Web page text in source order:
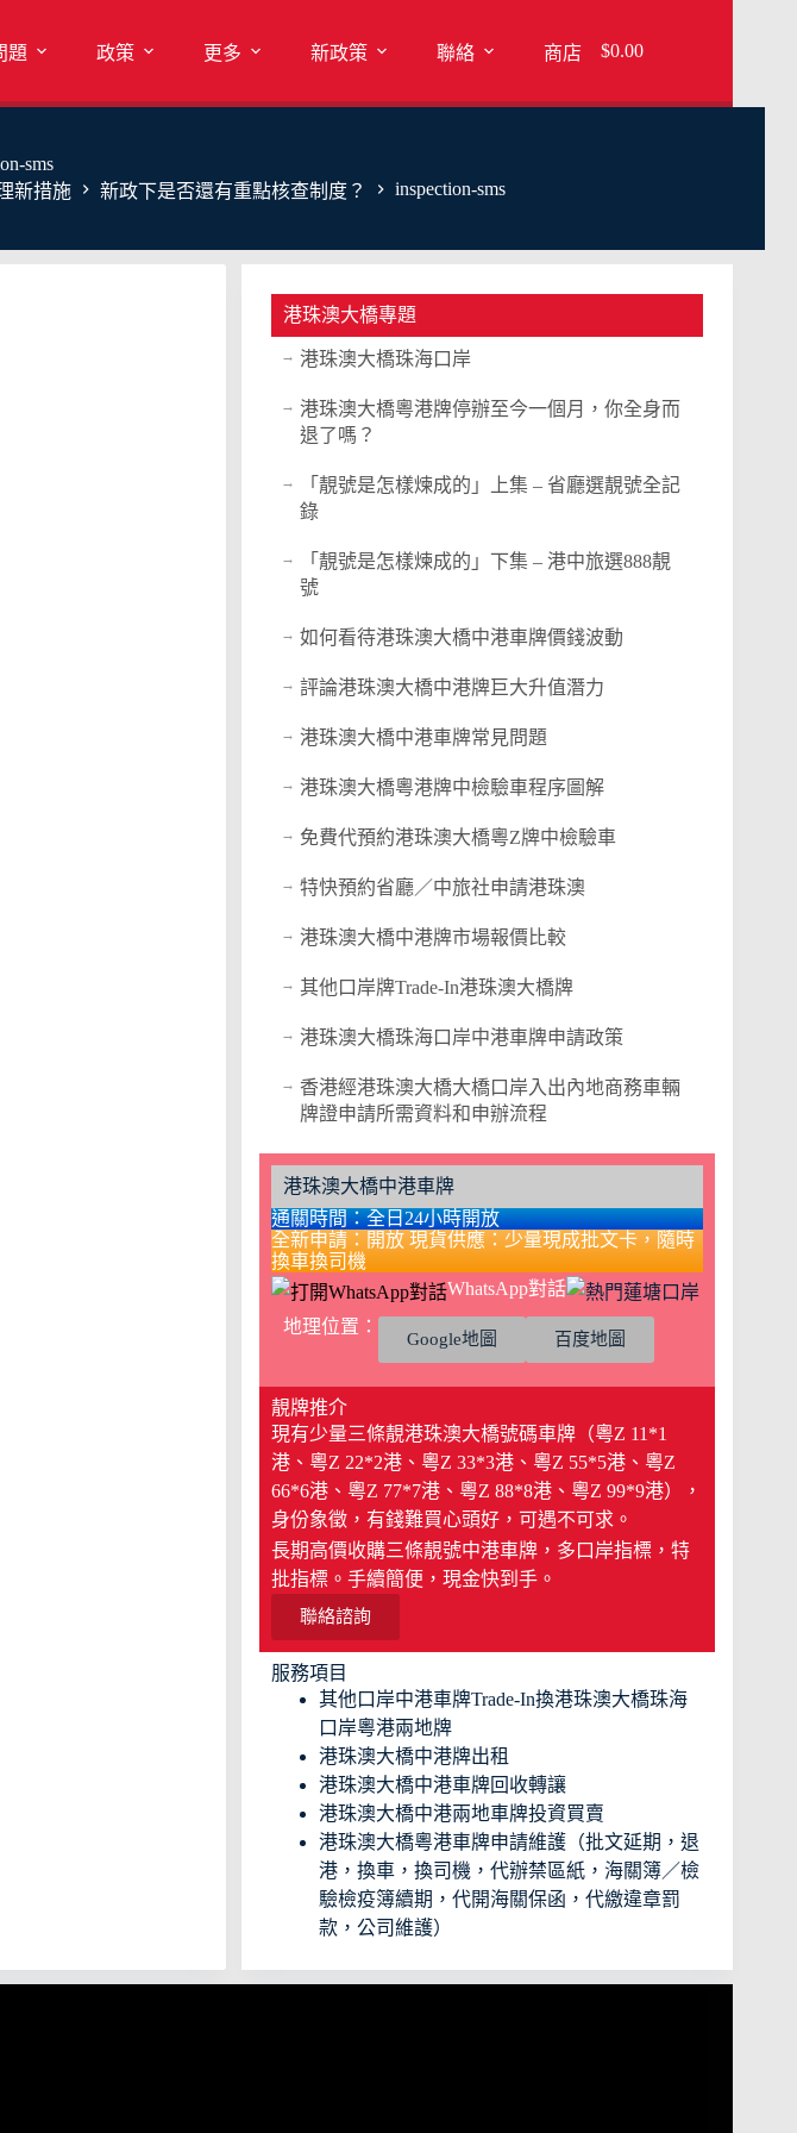
題 政策 更多 新政策 聯絡 商店 $0.00
sms
新措施 新政下是否還有重點核查制度？ inspection-sms
港珠澳大橋專題
港珠澳大橋珠海口岸
港珠澳大橋粵港牌停辦至今一個月，你全身而
退了嗎？
「靚號是怎樣煉成的」上集 – 省廳選靚號全記
錄
「靚號是怎樣煉成的」下集 – 港中旅選888靚
號
如何看待港珠澳大橋中港車牌價錢波動
評論港珠澳大橋中港牌巨大升值潛力
港珠澳大橋中港車牌常見問題
港珠澳大橋粵港牌中檢驗車程序圖解
免費代預約港珠澳大橋粵Z牌中檢驗車
特快預約省廳／中旅社申請港珠澳
港珠澳大橋中港牌市場報價比較
其他口岸牌Trade-In港珠澳大橋牌
港珠澳大橋珠海口岸中港車牌申請政策
香港經港珠澳大橋大橋口岸入出內地商務車輛
牌證申請所需資料和申辦流程
港珠澳大橋中港車牌
通關時間：全日24小時開放
全新申請：開放 現貨供應：少量現成批文卡，隨時
換車換司機
WhatsApp對話
地理位置：
Google地圖 百度地圖
靚牌推介
現有少量三條靚港珠澳大橋號碼車牌（粵Z 11*1
港、粵Z 22*2港、粵Z 33*3港、粵Z 55*5港、粵Z
66*6港、粵Z 77*7港、粵Z 88*8港、粵Z 99*9港），
身份象徵，有錢難買心頭好，可遇不可求。
長期高價收購三條靚號中港車牌，多口岸指標，特
批指標。手續簡便，現金快到手。
聯絡諮詢
服務項目
其他口岸中港車牌Trade-In換港珠澳大橋珠海
口岸粵港兩地牌
港珠澳大橋中港牌出租
港珠澳大橋中港車牌回收轉讓
港珠澳大橋中港兩地車牌投資買賣
港珠澳大橋粵港車牌申請維護（批文延期，退
港，換車，換司機，代辦禁區紙，海關簿／檢
驗檢疫簿續期，代開海關保函，代繳違章罰
款，公司維護）